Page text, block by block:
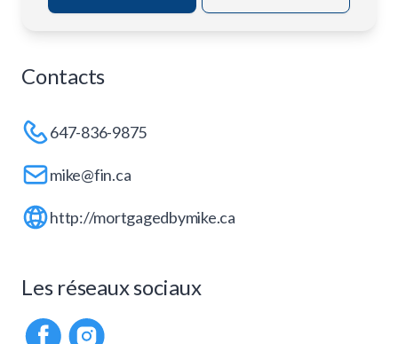
Contacts
647-836-9875
mike@fin.ca
http://mortgagedbymike.ca
Les réseaux sociaux